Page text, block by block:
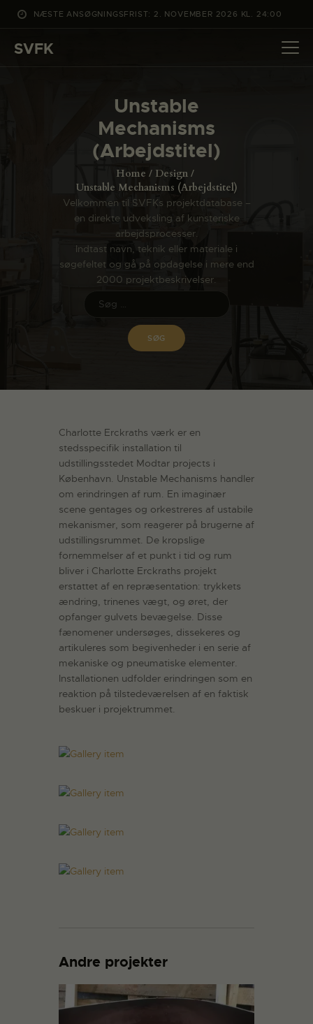
NÆSTE ANSØGNINGSFRIST: 2. NOVEMBER 2026 KL. 24:00
SVFK
Unstable
Mechanisms
(Arbejdstitel)
Home
Design
Unstable Mechanisms (Arbejdstitel)
Velkommen til SVFKs projektdatabase –
en direkte udveksling af kunsteriske
arbejdsprocesser.
Indtast navn, teknik eller materiale i
søgefeltet og gå på opdagelse i mere end
2000 projektbeskrivelser.
DET SKER
PROJEKTER
CHANNEL
ANSØG
OM SVFK
ENGLISH
Charlotte Erckraths værk er en
stedsspecifik installation til
udstillingsstedet Modtar projects i
København. Unstable Mechanisms handler
om erindringen af rum. En imaginær
scene gentages og orkestreres af ustabile
mekanismer, som reagerer på brugerne af
udstillingsrummet. De kropslige
fornemmelser af et punkt i tid og rum
bliver i Charlotte Erckraths projekt
erstattet af en repræsentation: trykkets
ændring, trinenes vægt, og øret, der
opfanger gulvets bevægelse. Disse
fænomener undersøges, dissekeres og
artikuleres som begivenheder i en serie af
mekaniske og pneumatiske elementer.
Installationen udfolder erindringen som en
reaktion på tilstedeværelsen af en faktisk
beskuer i projektrummet.
Andre projekter